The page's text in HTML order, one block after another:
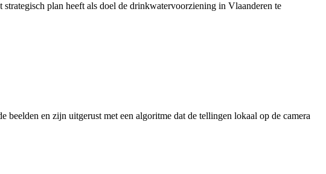
plan heeft als doel de drinkwatervoorziening in Vlaanderen te
en zijn uitgerust met een algoritme dat de tellingen lokaal op de camera